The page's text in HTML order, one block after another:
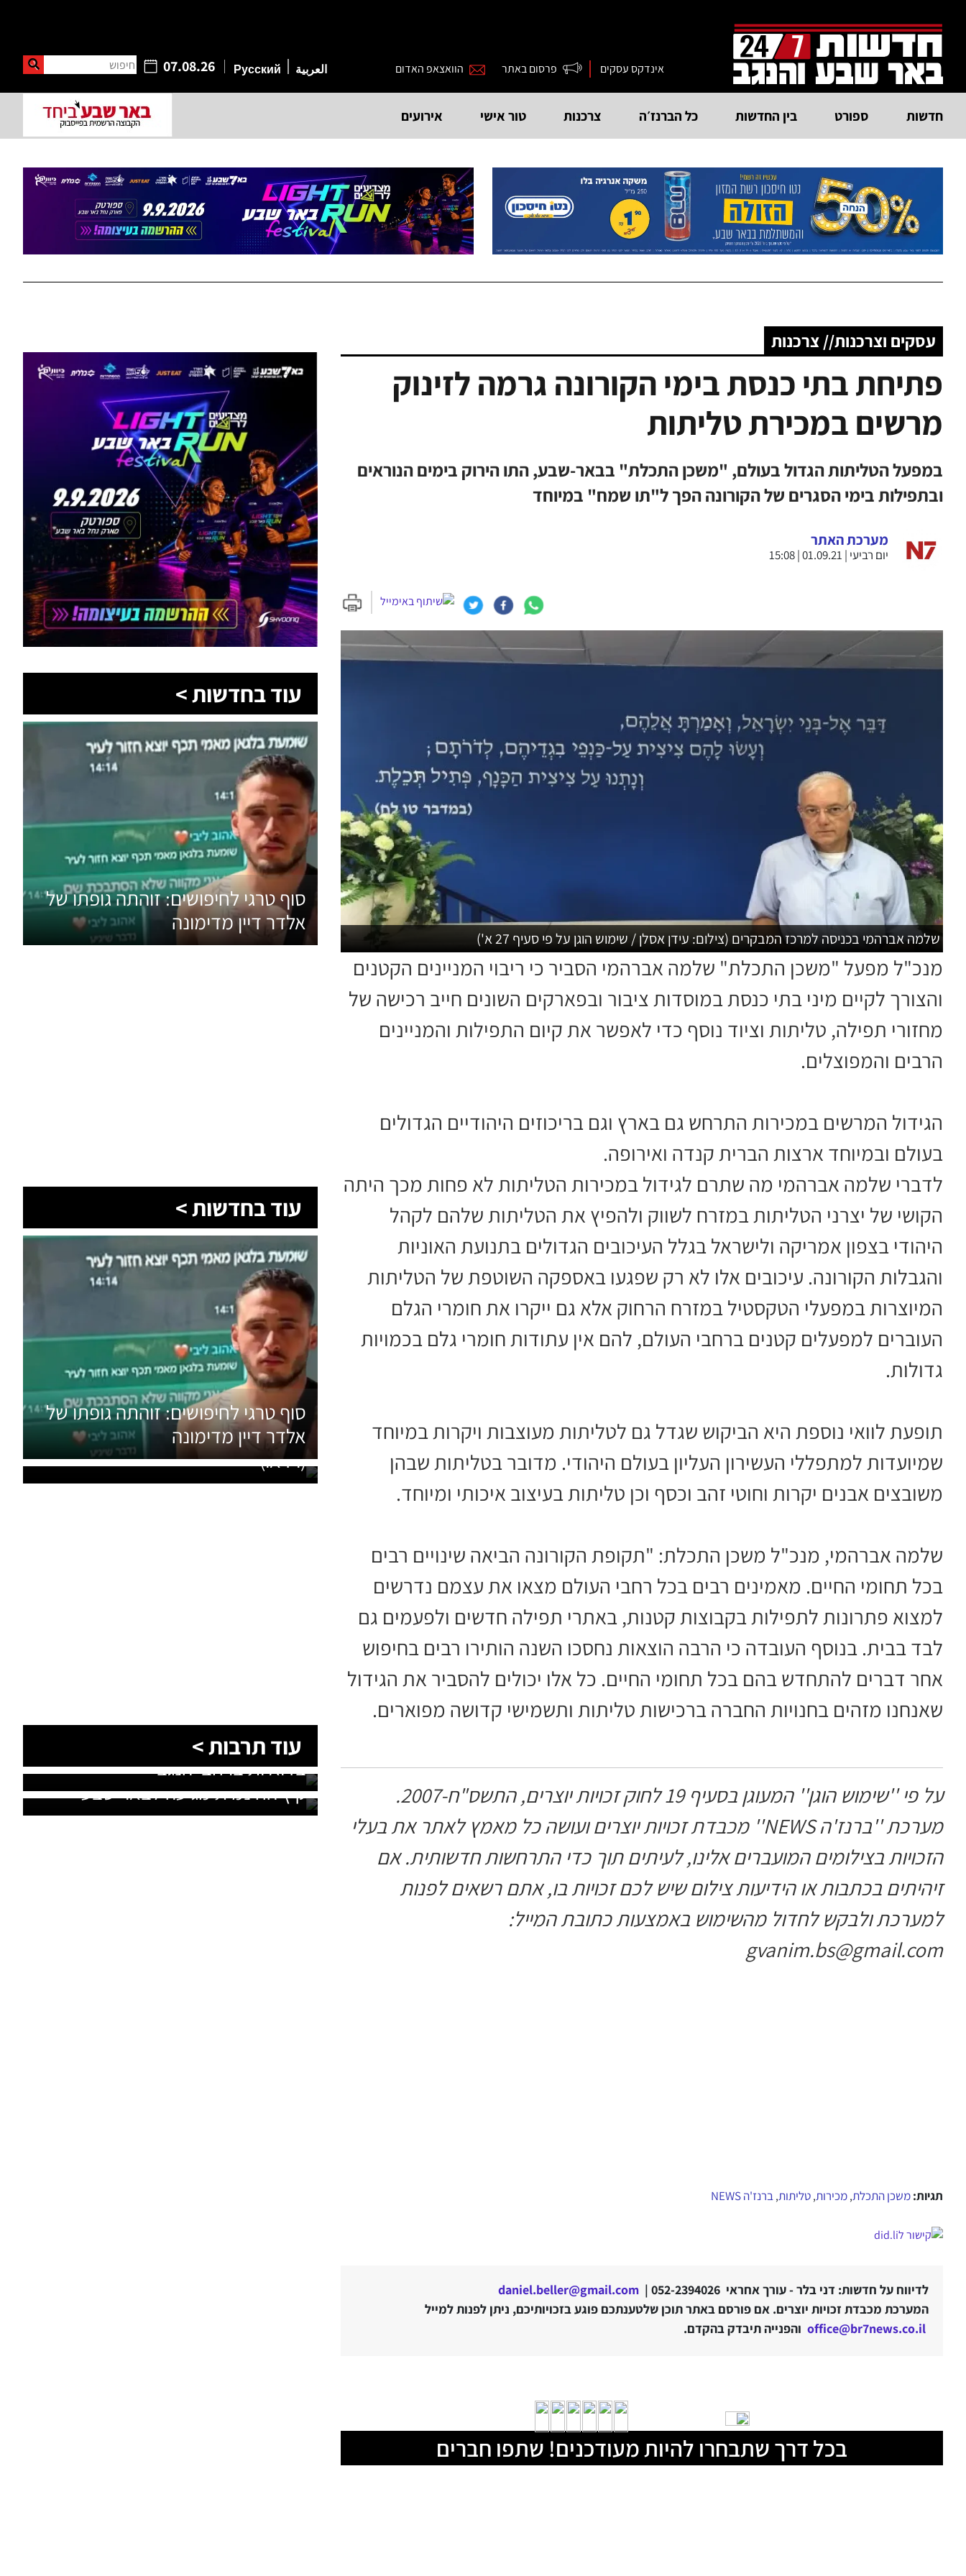
אינדקס עסקים פרסום באתר הוואצאפ האדום 07.08.26 חיפוש العربية Русский
חדשות ספורט בין החדשות כל הברנז׳ה צרכנות טור אישי אירועים
עסקים וצרכנות// צרכנות
פתיחת בתי כנסת בימי הקורונה גרמה לזינוק
מרשים במכירת טליתות
במפעל הטליתות הגדול בעולם, "משכן התכלת" בבאר-שבע, התו הירוק בימים הנוראים
ובתפילות בימי הסגרים של הקורונה הפך ל"תו שמח" במיוחד
מערכת האתר
יום רביעי | 01.09.21 | 15:08
שלמה אברהמי בכניסה למרכז המבקרים (צילום: עידן אסלן / שימוש הוגן על פי סעיף 27 א')
מנכ"ל מפעל "משכן התכלת" שלמה אברהמי הסביר כי ריבוי המניינים הקטנים
והצורך לקיים מיני בתי כנסת במוסדות ציבור ובפארקים השונים חייב רכישה של
מחזורי תפילה, טליתות וציוד נוסף כדי לאפשר את קיום התפילות והמניינים
הרבים והמפוצלים.
הגידול המרשים במכירות התרחש גם בארץ וגם בריכוזים היהודיים הגדולים
בעולם ובמיוחד ארצות הברית קנדה ואירופה.
לדברי שלמה אברהמי מה שתרם לגידול במכירות הטליתות לא פחות מכך היתה
הקושי של יצרני הטליתות במזרח לשווק ולהפיץ את הטליתות שלהם לקהל
היהודי בצפון אמריקה ולישראל בגלל העיכובים הגדולים בתנועת האוניות
והגבלות הקורונה. עיכובים אלו לא רק שפגעו באספקה השוטפת של הטליתות
המיוצרות במפעלי הטקסטיל במזרח הרחוק אלא גם ייקרו את חומרי הגלם
העוברים למפעלים קטנים ברחבי העולם, להם אין עתודות חומרי גלם בכמויות
גדולות.
תופעת לוואי נוספת היא הביקוש שגדל גם לטליתות מעוצבות ויקרות במיוחד
שמיועדות למתפללי העשירון העליון בעולם היהודי. מדובר בטליתות שבהן
משובצים אבנים יקרות וחוטי זהב וכסף וכן טליתות בעיצוב איכותי ומיוחד.
שלמה אברהמי, מנכ"ל משכן התכלת: "תקופת הקורונה הביאה שינויים רבים
בכל תחומי החיים. מאמינים רבים בכל רחבי העולם מצאו את עצמם נדרשים
למצוא פתרונות לתפילות בקבוצות קטנות, באתרי תפילה חדשים ולפעמים גם
לבד בבית. בנוסף העובדה כי הרבה הוצאות נחסכו השנה הותירו רבים בחיפוש
אחר דברים להתחדש בהם בכל תחומי החיים. כל אלו יכולים להסביר את הגידול
שאנחנו מזהים בחנויות החברה ברכישות טליתות ותשמישי קדושה מפוארים.
על פי ''שימוש הוגן'' המעוגן בסעיף 19 לחוק זכויות יוצרים, התשס"ח-2007.
מערכת ''ברנז'ה NEWS'' מכבדת זכויות יוצרים ועושה כל מאמץ לאתר את בעלי
הזכויות בצילומים המועברים אלינו, לעיתים תוך כדי התרחשות חדשותית. אם
זיהיתים בכתבות או הידיעות צילום שיש לכם זכויות בו, אתם רשאים לפנות
למערכת ולבקש לחדול מהשימוש באמצעות כתובת המייל:
gvanim.bs@gmail.com
תגיות:משכן התכלת,מכירות,טליתות,ברנז'ה NEWS
לדיווח על חדשות: דני בלר - עורך אחראי 052-2394026 |
daniel.beller@gmail.com
המערכת מכבדת זכויות יוצרים. אם פורסם באתר תוכן שלטענתכם פוגע בזכויותיכם, ניתן לפנות למייל
office@br7news.co.il והפנייה תיבדק בהקדם.
בכל דרך שתבחרו להיות מעודכנים! שתפו חברים
עוד בחדשות >
סוף טרגי לחיפושים: זוהתה גופתו של
אלדר דיין מדימונה
עוד בחדשות >
סוף טרגי לחיפושים: זוהתה גופתו של
אלדר דיין מדימונה
כלבה הובילה למעצר שני תושבי
פזורה: נתפסו עם קילו וחצי קריסטל
(וידאו)
עוד תרבות >
יוצאים מהמסלול המוכר: חוויות קיץ
בדואיות ברחבי הנגב
אלפי בלונים ומבוך ענק: אטרקציית
קיץ החינמית מגיעה לבאר שבע